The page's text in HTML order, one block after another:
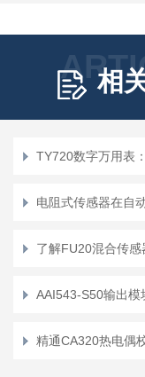
相
AAI543-S50输出模